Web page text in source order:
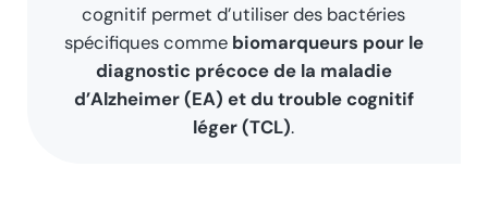
cognitif permet d’utiliser des bactéries
spécifiques comme biomarqueurs pour le
diagnostic précoce de la maladie
d’Alzheimer (EA) et du trouble cognitif
léger (TCL).